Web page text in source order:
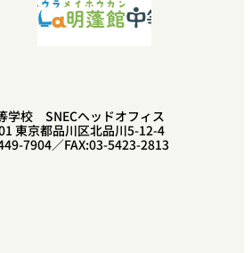
学校 SNECヘッドオフィス
東京都品川区北品川5-12-4
7904／FAX:03-5423-2813